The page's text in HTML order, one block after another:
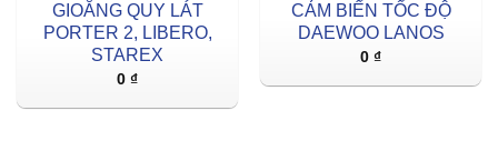
GIOĂNG QUY LÁT
PORTER 2, LIBERO,
STAREX
0 ₫
CẢM BIẾN TỐC ĐỘ
DAEWOO LANOS
0 ₫